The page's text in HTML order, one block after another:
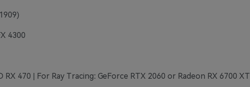
4300
470 | For Ray Tracing: GeForce RTX 2060 or Radeon RX 6700 XT